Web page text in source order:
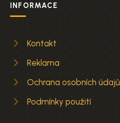
INFORMACE
Kontakt
Reklama
Ochrana osobních údajů
Podmínky použití